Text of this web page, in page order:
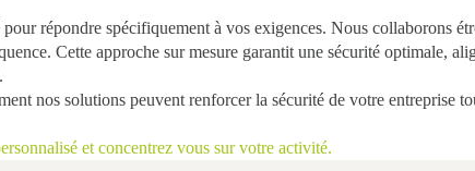
pour répondre spécifiquement à vos exigences. Nous collaborons
Cette approche sur mesure garantit une sécurité optimale,
.
nos solutions peuvent renforcer la sécurité de votre entreprise
et concentrez vous sur votre activité.